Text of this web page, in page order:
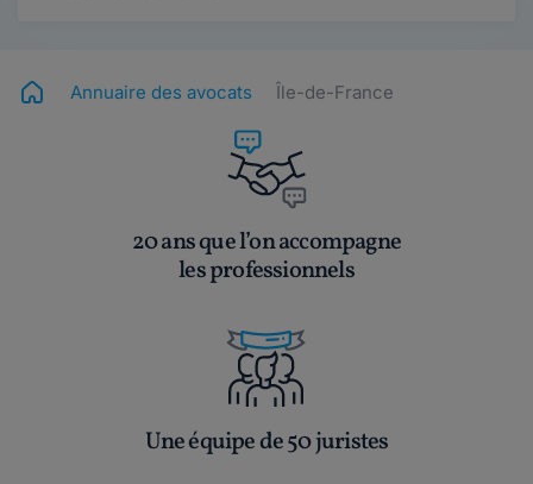
Annuaire des avocats Île-de-France
20 ans que l’on accompagne
les professionnels
Une équipe de 50 juristes